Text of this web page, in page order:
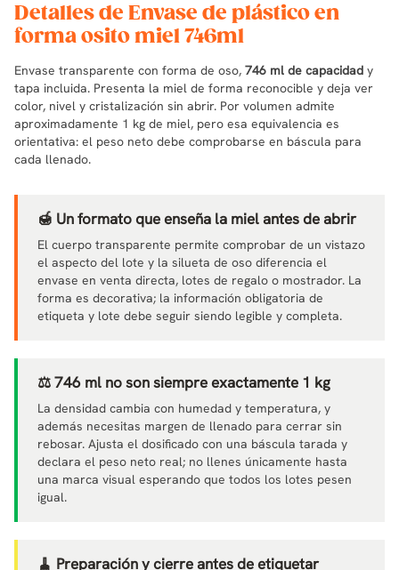
Detalles de Envase de plástico en
forma osito miel 746ml
Envase transparente con forma de oso, 746 ml de capacidad y
tapa incluida. Presenta la miel de forma reconocible y deja ver
color, nivel y cristalización sin abrir. Por volumen admite
aproximadamente 1 kg de miel, pero esa equivalencia es
orientativa: el peso neto debe comprobarse en báscula para
cada llenado.
🍯 Un formato que enseña la miel antes de abrir
El cuerpo transparente permite comprobar de un vistazo
el aspecto del lote y la silueta de oso diferencia el
envase en venta directa, lotes de regalo o mostrador. La
forma es decorativa; la información obligatoria de
etiqueta y lote debe seguir siendo legible y completa.
⚖️ 746 ml no son siempre exactamente 1 kg
La densidad cambia con humedad y temperatura, y
además necesitas margen de llenado para cerrar sin
rebosar. Ajusta el dosificado con una báscula tarada y
declara el peso neto real; no llenes únicamente hasta
una marca visual esperando que todos los lotes pesen
igual.
🧹 Preparación y cierre antes de etiquetar